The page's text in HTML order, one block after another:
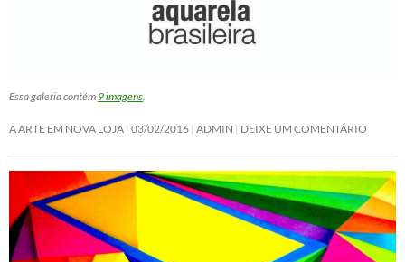
Essa galeria contém 9 imagens.
A ARTE EM NOVA LOJA 03/02/2016 ADMIN DEIXE UM COMENTÁRIO